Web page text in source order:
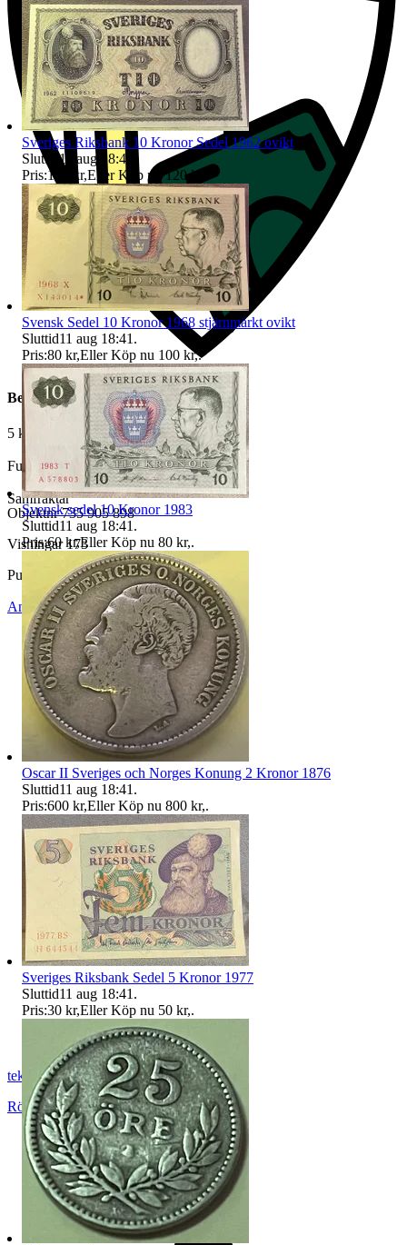
Beskrivning
5 kronorssedel 1948 ovikt
Full returrätt inom 10 dagar
Samfraktar
Objektnr 735 905 898
Visningar 173
Publicerad 11 jun 17:04
Anmäl Sälj liknande
teknikis
Rönninge,Sverige
Sveriges Riksbank 10 Kronor Sedel 1962 ovikt
Sluttid 11 aug 18:41
Pris:100 kr,Eller Köp nu 120 kr
Svensk Sedel 10 Kronor 1968 stjärnmärkt ovikt
Sluttid11 aug 18:41 .
Pris:80 kr,Eller Köp nu 100 kr,.
Svensk sedel 10 Kronor 1983
Sluttid11 aug 18:41 .
Pris:60 kr,Eller Köp nu 80 kr,.
Oscar II Sveriges och Norges Konung 2 Kronor 1876
Sluttid11 aug 18:41 .
Pris:600 kr,Eller Köp nu 800 kr,.
Sveriges Riksbank Sedel 5 Kronor 1977
Sluttid11 aug 18:41 .
Pris:30 kr,Eller Köp nu 50 kr,.